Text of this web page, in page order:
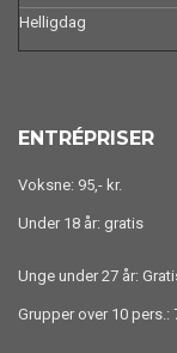
Helligdag
ENTRÉPRISER
Voksne: 95,- kr.
Under 18 år: gratis
Unge under 27 år:
Grupper over 10 pers.: